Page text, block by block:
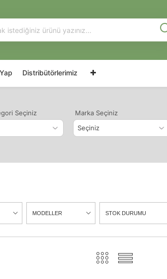
Distribütörlerimiz
Seçiniz Marka Seçiniz
MODELLER STOK DURUMU